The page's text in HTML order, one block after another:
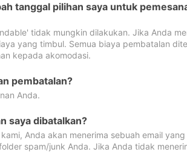
tanggal pilihan saya untuk
tidak mungkin dilakukan. Jika Anda
yang timbul. Semua biaya pembatalan
kepada akomodasi.
pembatalan?
Anda.
saya dibatalkan?
Anda akan menerima sebuah email
spam/junk Anda. Jika Anda tidak